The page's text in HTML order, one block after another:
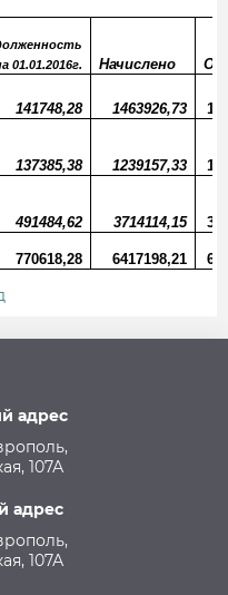
01.01.2016г.
Начислено
141748,28 1463926,73
137385,38 1239157,33
491484,62 3714114,15
770618,28 6417198,21
адрес
107А
адрес
107А